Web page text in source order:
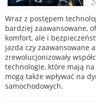
Wraz z postępem
bardziej zaawansowane,
komfort, ale i
jazda czy zaawansowane
zrewolucjonizowały
technologie, które mają
mogą także wpływać na
samochodowych.